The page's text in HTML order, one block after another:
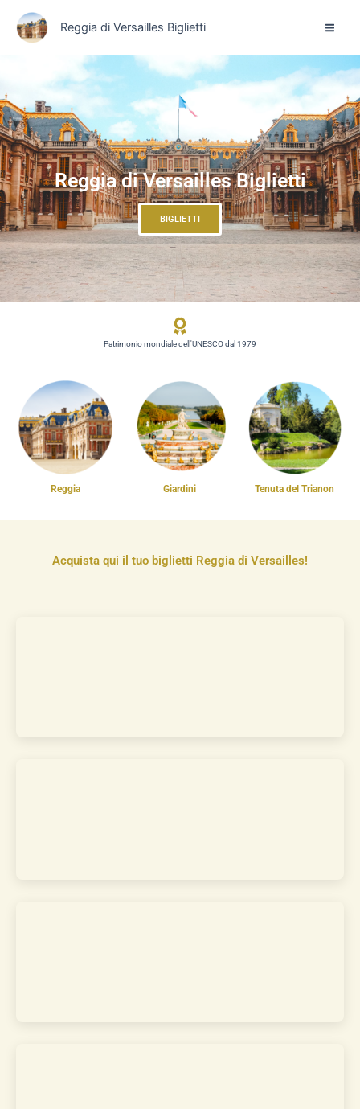
contenuto
Reggia di Versailles Biglietti
Reggia di Versailles Biglietti
BIGLIETTI
Patrimonio mondiale dell'UNESCO dal 1979
Reggia Giardini Tenuta del Trianon
Acquista qui il tuo biglietti Reggia di Versailles!